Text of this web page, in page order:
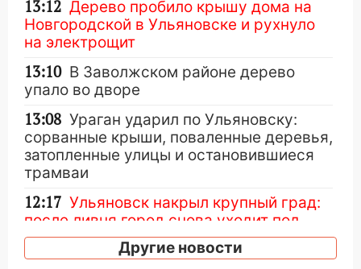
13:12 Дерево пробило крышу дома на
Новгородской в Ульяновске и рухнуло
на электрощит
13:10 В Заволжском районе дерево
упало во дворе
13:08 Ураган ударил по Ульяновску:
сорванные крыши, поваленные деревья,
затопленные улицы и остановившиеся
трамваи
12:17 Ульяновск накрыл крупный град:
после ливня город снова уходит под
воду
Другие новости